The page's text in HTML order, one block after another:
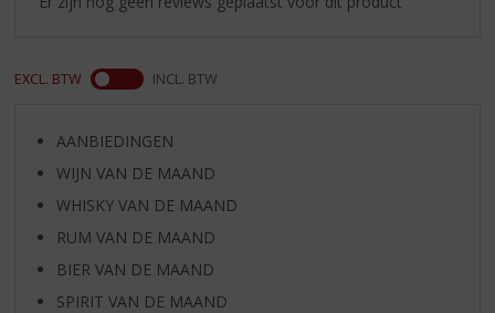
EXCL. BTW INCL. BTW
AANBIEDINGEN
WIJN VAN DE MAAND
WHISKY VAN DE MAAND
RUM VAN DE MAAND
BIER VAN DE MAAND
SPIRIT VAN DE MAAND